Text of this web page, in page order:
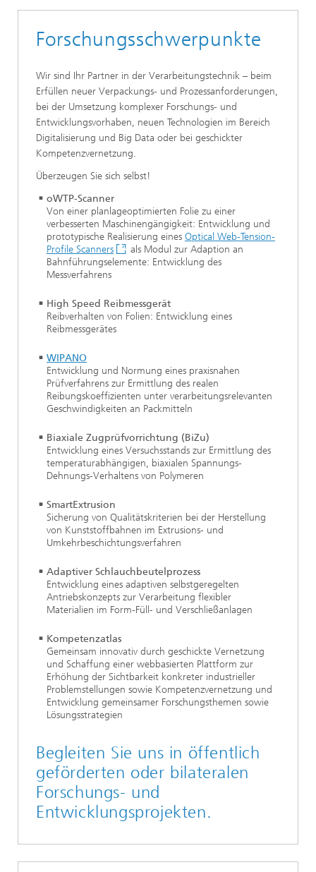
Forschungsschwerpunkte
Wir sind Ihr Partner in der Verarbeitungstechnik – beim
Erfüllen neuer Verpackungs- und Prozessanforderungen,
bei der Umsetzung komplexer Forschungs- und
Entwicklungsvorhaben, neuen Technologien im Bereich
Digitalisierung und Big Data oder bei geschickter
Kompetenzvernetzung.
Überzeugen Sie sich selbst!
oWTP-Scanner
Von einer planlageoptimierten Folie zu einer
verbesserten Maschinengängigkeit: Entwicklung und
prototypische Realisierung eines Optical Web-Tension-
Profile Scanners
als Modul zur Adaption an
Bahnführungselemente: Entwicklung des
Messverfahrens
High Speed Reibmessgerät
Reibverhalten von Folien: Entwicklung eines
Reibmessgerätes
WIPANO
Entwicklung und Normung eines praxisnahen
Prüfverfahrens zur Ermittlung des realen
Reibungskoeffizienten unter verarbeitungsrelevanten
Geschwindigkeiten an Packmitteln
Biaxiale Zugprüfvorrichtung (BiZu)
Entwicklung eines Versuchsstands zur Ermittlung des
temperaturabhängigen, biaxialen Spannungs-
Dehnungs-Verhaltens von Polymeren
SmartExtrusion
Sicherung von Qualitätskriterien bei der Herstellung
von Kunststoffbahnen im Extrusions- und
Umkehrbeschichtungsverfahren
Adaptiver Schlauchbeutelprozess
Entwicklung eines adaptiven selbstgeregelten
Antriebskonzepts zur Verarbeitung flexibler
Materialien im Form-Füll- und Verschließanlagen
Kompetenzatlas
Gemeinsam innovativ durch geschickte Vernetzung
und Schaffung einer webbasierten Plattform zur
Erhöhung der Sichtbarkeit konkreter industrieller
Problemstellungen sowie Kompetenzvernetzung und
Entwicklung gemeinsamer Forschungsthemen sowie
Lösungsstrategien
Begleiten Sie uns in öffentlich
geförderten oder bilateralen
Forschungs- und
Entwicklungsprojekten.